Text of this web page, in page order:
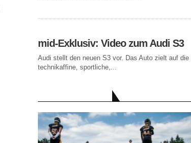
mid-Exklusiv: Video zum Audi S3
Audi stellt den neuen S3 vor. Das Auto zielt auf die
technikaffine, sportliche,...